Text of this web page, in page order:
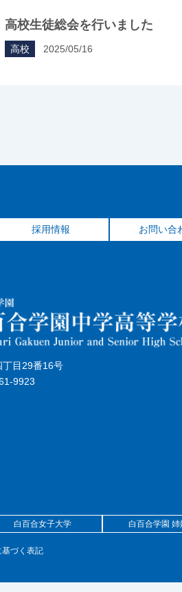
高校生徒総会を行いました
高校 2025/05/16
採用情報 お問い合
目29番16号
9923
白百合女子大学 白百合学園 姉
づく表記